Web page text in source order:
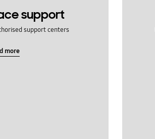
support
support centers
more